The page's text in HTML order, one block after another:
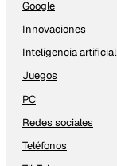
Google
Innovaciones
Inteligencia artificial
Juegos
PC
Redes sociales
Teléfonos